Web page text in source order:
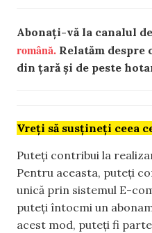
Abonați-vă la canalul
română. Relatăm
din țară și de peste
Vreți să susțineți ceea
Puteți contribui la
Pentru aceasta, puteți
unică prin sistemul E-
puteți întocmi un
acest mod, puteți fi